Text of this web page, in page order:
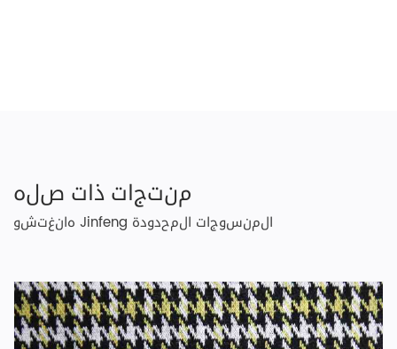
منتجات ذات صله
هانغتشو Jinfeng المنسوجات المحدودة